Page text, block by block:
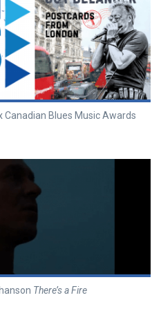
Canadian Blues Music Awards
There’s a Fire